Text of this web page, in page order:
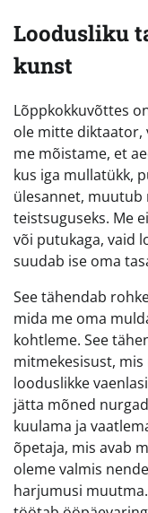
Loodusliku
kunst
Lõppkokkuvõttes
ole mitte diktaator,
me mõistame, et
kus iga mullatükk,
ülesannet, muutub
teistsuguseks. Me
või putukaga, vaid
suudab ise oma
See tähendab
mida me oma
kohtleme. See
mitmekesisust,
looduslikke
jätta mõned
kuulama ja
õpetaja, mis avab
oleme valmis
harjumusi